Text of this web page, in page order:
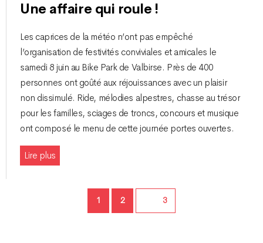
Une affaire qui roule !
Les caprices de la météo n’ont pas empêché
l’organisation de festivités conviviales et amicales le
samedi 8 juin au Bike Park de Valbirse. Près de 400
personnes ont goûté aux réjouissances avec un plaisir
non dissimulé. Ride, mélodies alpestres, chasse au trésor
pour les familles, sciages de troncs, concours et musique
ont composé le menu de cette journée portes ouvertes.
Lire plus
Page
1 Page
2 3